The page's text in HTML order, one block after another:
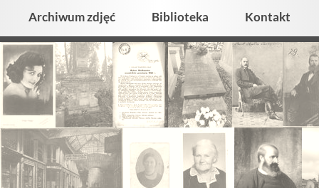
Archiwum zdjęć
Biblioteka Kontakt